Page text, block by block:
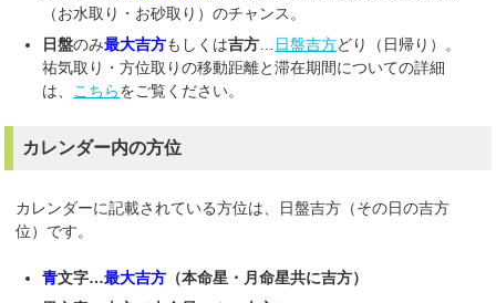
（お水取り・お砂取り）のチャンス。
日盤のみ最大吉方もしくは吉方 日盤吉方どり（日帰り）。
祐気取り・方位取りの移動距離と滞在期間についての詳細
は、
こちらをご覧ください。
カレンダー内の方位
カレンダーに記載されている方位は、日盤吉方（その日の吉方
位）です。
青文字…最大吉方 （本命星・月命星共に吉方）